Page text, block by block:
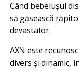
Când bebelușul
să găsească
devastator.
AXN este
divers și dinamic,